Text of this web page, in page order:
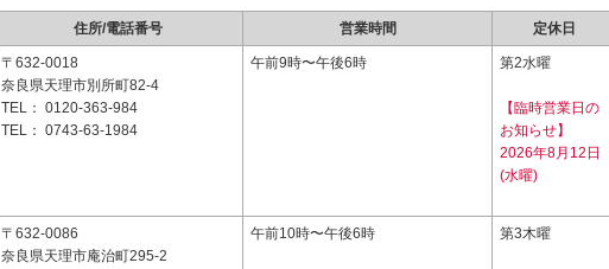
住所/電話番号 営業時間 定休日
〒632-0018
奈良県天理市別所町82-4
TEL： 0120-363-984
TEL： 0743-63-1984
午前9時〜午後6時 第2水曜
【臨時営業日の
お知らせ】
2026年8月12日
(水曜)
〒632-0086
奈良県天理市庵治町295-2
午前10時〜午後6時 第3木曜